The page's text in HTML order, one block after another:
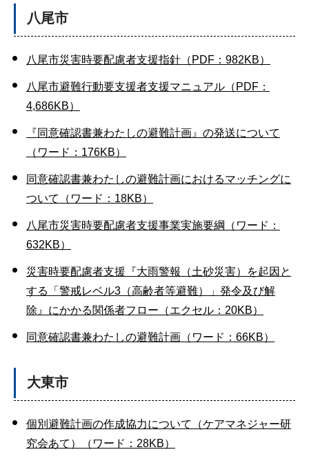
八尾市
八尾市災害時要配慮者支援指針（PDF：982KB）
八尾市避難行動要支援者支援マニュアル（PDF：
4,686KB）
『同意確認書兼わたしの避難計画』の発送について
（ワード：176KB）
同意確認書兼わたしの避難計画におけるマッチングに
ついて（ワード：18KB）
八尾市災害時要配慮者支援事業実施要綱（ワード：
632KB）
災害時要配慮者支援『大雨警報（土砂災害）を起因と
する「警戒レベル3（高齢者等避難）」発令及び解
除』にかかる関係者フロー（エクセル：20KB）
同意確認書兼わたしの避難計画（ワード：66KB）
大東市
個別避難計画の作成協力について（ケアマネジャー研
究会あて）（ワード：28KB）